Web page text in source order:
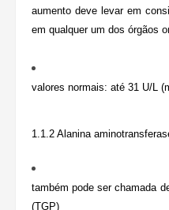
aumento deve levar em
em qualquer um dos órgãos
valores normais: até 31 U/L
1.1.2 Alanina
também pode ser chamada
(TGP)